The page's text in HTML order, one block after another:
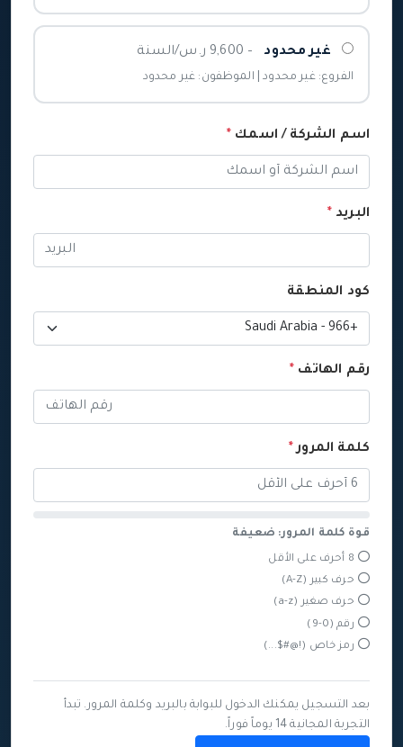
غير محدود – 9,600 ر.س/السنة
الفروع: غير محدود | الموظفون: غير محدود
اسم الشركة / اسمك *
البريد *
كود المنطقة
رقم الهاتف *
كلمة المرور*
قوة كلمة المرور: ضعيفة
8 أحرف على الأقل
حرف كبير (A-Z)
حرف صغير (a-z)
رقم (0-9)
رمز خاص (!@#$...)
بعد التسجيل يمكنك الدخول للبوابة بالبريد وكلمة المرور. تبدأ
التجربة المجانية 14 يوماً فوراً.